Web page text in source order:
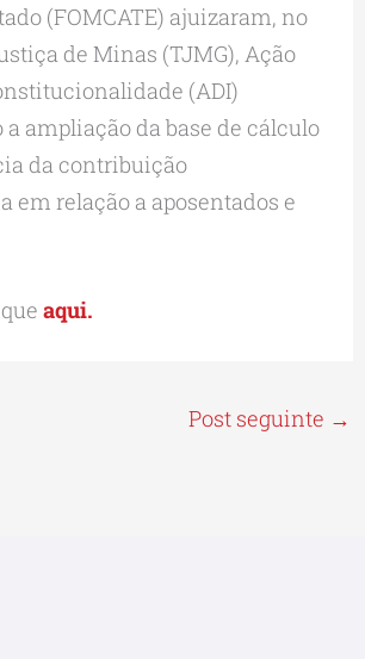
(FOMCATE) ajuizaram, no
de Minas (TJMG), Ação
(ADI)
ampliação da base de cálculo
da contribuição
em relação a aposentados e
aqui.
Post seguinte →